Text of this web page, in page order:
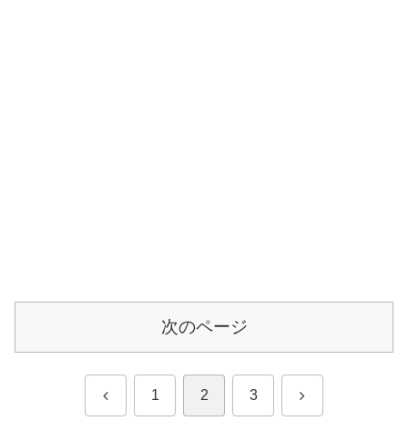
次のページ
前 1 2 3 次